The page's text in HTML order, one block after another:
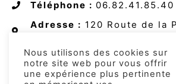
Téléphone : 06.82.41.85.40
Adresse : 120 Route de la
Nous utilisons des cookies sur
notre site web pour vous offrir
une expérience plus pertinente